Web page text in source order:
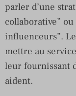
parler d’une
collaborative”
influenceurs”.
mettre au
leur fournissant
aident.